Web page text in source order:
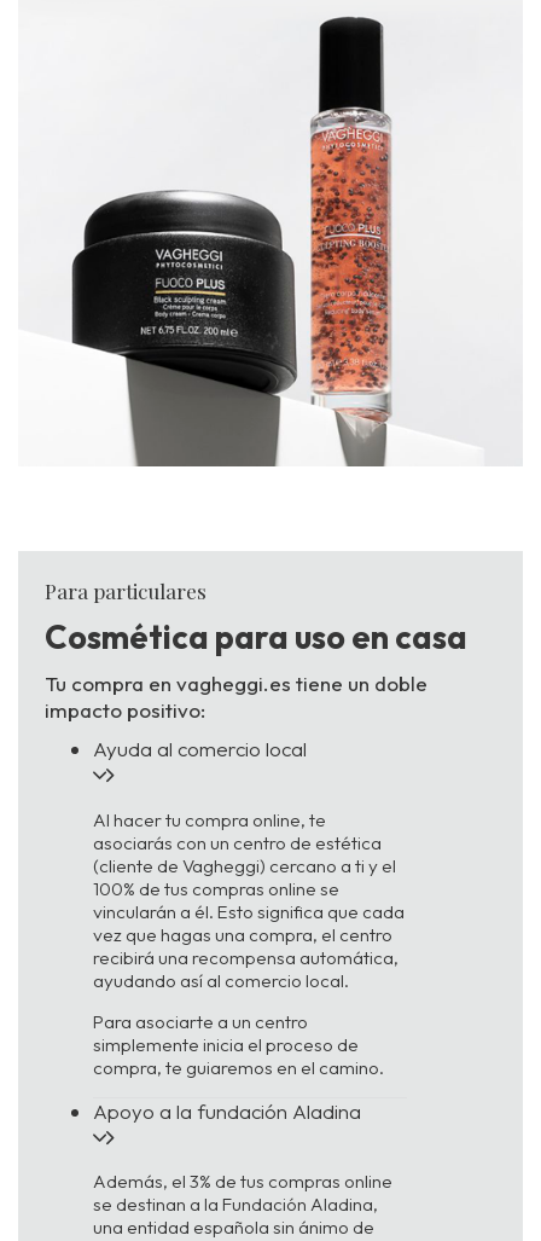
Para particulares
Cosmética para uso en casa
Tu compra en vagheggi.es tiene un doble
impacto positivo:
Ayuda al comercio local
Al hacer tu compra online, te
asociarás con un centro de estética
(cliente de Vagheggi) cercano a ti y el
100% de tus compras online se
vincularán a él. Esto significa que cada
vez que hagas una compra, el centro
recibirá una recompensa automática,
ayudando así al comercio local.
Para asociarte a un centro
simplemente inicia el proceso de
compra, te guiaremos en el camino.
Apoyo a la fundación Aladina
Además, el 3% de tus compras online
se destinan a la Fundación Aladina,
una entidad española sin ánimo de